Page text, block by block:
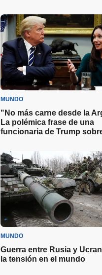
MUNDO
"No más carne desde la
La polémica frase de una
funcionaria de Trump
MUNDO
Guerra entre Rusia y
la tensión en el mundo